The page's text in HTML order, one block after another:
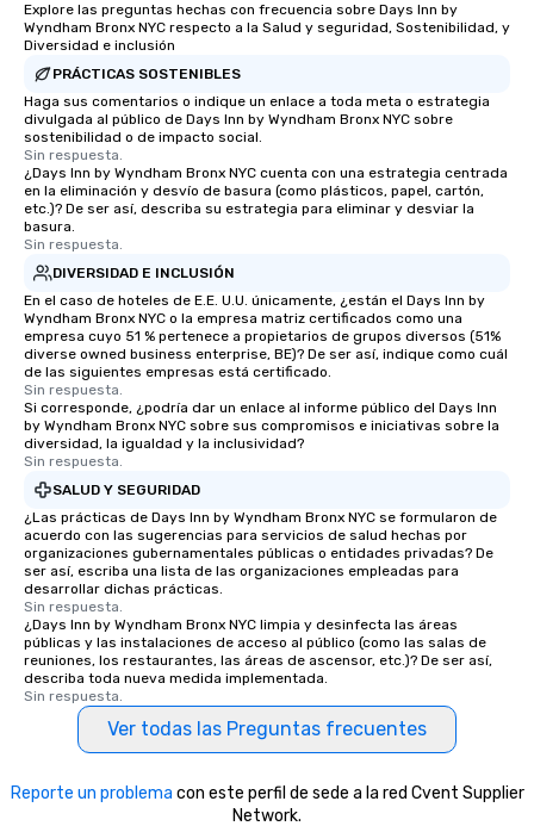
Explore las preguntas hechas con frecuencia sobre Days Inn by
Wyndham Bronx NYC respecto a la Salud y seguridad, Sostenibilidad, y
Diversidad e inclusión
PRÁCTICAS SOSTENIBLES
Haga sus comentarios o indique un enlace a toda meta o estrategia
divulgada al público de Days Inn by Wyndham Bronx NYC sobre
sostenibilidad o de impacto social.
Sin respuesta.
¿Days Inn by Wyndham Bronx NYC cuenta con una estrategia centrada
en la eliminación y desvío de basura (como plásticos, papel, cartón,
etc.)? De ser así, describa su estrategia para eliminar y desviar la
basura.
Sin respuesta.
DIVERSIDAD E INCLUSIÓN
En el caso de hoteles de E.E. U.U. únicamente, ¿están el Days Inn by
Wyndham Bronx NYC o la empresa matriz certificados como una
empresa cuyo 51 % pertenece a propietarios de grupos diversos (51%
diverse owned business enterprise, BE)? De ser así, indique como cuál
de las siguientes empresas está certificado.
Sin respuesta.
Si corresponde, ¿podría dar un enlace al informe público del Days Inn
by Wyndham Bronx NYC sobre sus compromisos e iniciativas sobre la
diversidad, la igualdad y la inclusividad?
Sin respuesta.
SALUD Y SEGURIDAD
¿Las prácticas de Days Inn by Wyndham Bronx NYC se formularon de
acuerdo con las sugerencias para servicios de salud hechas por
organizaciones gubernamentales públicas o entidades privadas? De
ser así, escriba una lista de las organizaciones empleadas para
desarrollar dichas prácticas.
Sin respuesta.
¿Days Inn by Wyndham Bronx NYC limpia y desinfecta las áreas
públicas y las instalaciones de acceso al público (como las salas de
reuniones, los restaurantes, las áreas de ascensor, etc.)? De ser así,
describa toda nueva medida implementada.
Sin respuesta.
Ver todas las Preguntas frecuentes
Reporte un problema con este perfil de sede a la red Cvent Supplier
Network.